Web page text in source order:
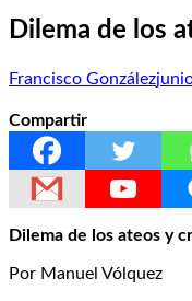
Dilema de los
Francisco González
Compartir
Dilema de los ateos y
Por Manuel Vólquez